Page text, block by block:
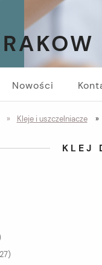
Nowości
» Kleje i uszczelniacze »
KLEJ